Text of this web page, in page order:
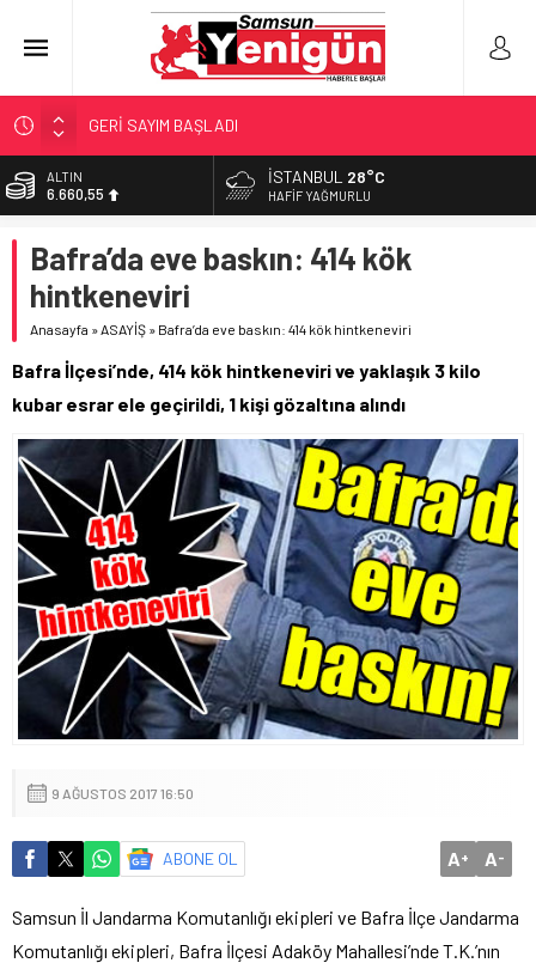
GERİ SAYIM BAŞLADI
SAMSUNSPOR’DA HEDEF 5’İNCİLİK!
‘BAFRA’YA YATIRIM YAPIN!’
YÖNETİCİ SEÇERKEN YAPILAN EN BÜYÜK HATALAR
ALTIN
6.660,55
13.779,39
DOLAR
47,7111
55,1881
İSTANBUL 28°C
HAFIF YAĞMURLU
Bafra’da eve baskın: 414 kök
hintkeneviri
Anasayfa »ASAYİŞ » Bafra’da eve baskın: 414 kök hintkeneviri
Bafra İlçesi’nde, 414 kök hintkeneviri ve yaklaşık 3 kilo
kubar esrar ele geçirildi, 1 kişi gözaltına alındı
9 AĞUSTOS 2017 16:50
ABONE OL A+ A-
Samsun İl Jandarma Komutanlığı ekipleri ve Bafra İlçe Jandarma
Komutanlığı ekipleri, Bafra İlçesi Adaköy Mahallesi’nde T.K.’nın